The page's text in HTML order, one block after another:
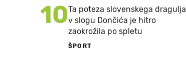
10Ta poteza slovenskega dragulja
v slogu Dončića je hitro
zaokrožila po spletu
ŠPORT